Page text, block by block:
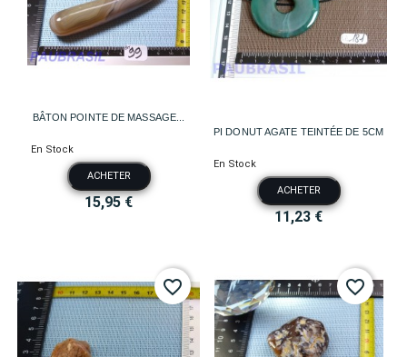
BÂTON POINTE DE MASSAGE...
En Stock
ACHETER
15,95 €
PI DONUT AGATE TEINTÉE DE 5CM
En Stock
ACHETER
11,23 €
favorite_border favorite_border